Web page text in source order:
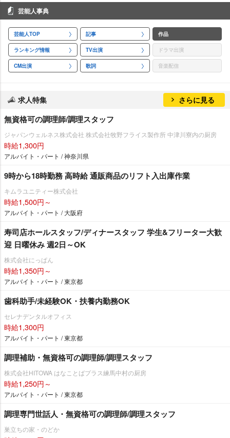
芸能人事典
芸能人TOP 記事 作品
ランキング情報 TV出演 ドラマ出演
CM出演 歌詞 音楽配信
求人特集 さらに見る
無資格可の調理師/調理スタッフ
ジャパンウェルネス株式会社 株式会社牧野フライス製作所 中津川寮内の厨房
時給1,300円
アルバイト・パート / 神奈川県
9時から18時勤務 高時給 通販商品のリフト入出庫作業
キムラユニティー株式会社
時給1,500円～
アルバイト・パート / 大阪府
寿司店ホールスタッフ/ディナースタッフ 学生&フリーター大歓
迎 日曜休み 週2日～OK
株式会社にっぱん
時給1,350円～
アルバイト・パート / 東京都
歯科助手/未経験OK・扶養内勤務OK
セレナデンタルオフィス
時給1,300円
アルバイト・パート / 東京都
調理補助・無資格可の調理師/調理スタッフ
株式会社HITOWA はなことばプラス練馬中村の厨房
時給1,250円～
アルバイト・パート / 東京都
調理専門世話人・無資格可の調理師/調理スタッフ
巣立ちの家・のどか